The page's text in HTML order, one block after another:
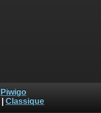
Piwigo
Classique